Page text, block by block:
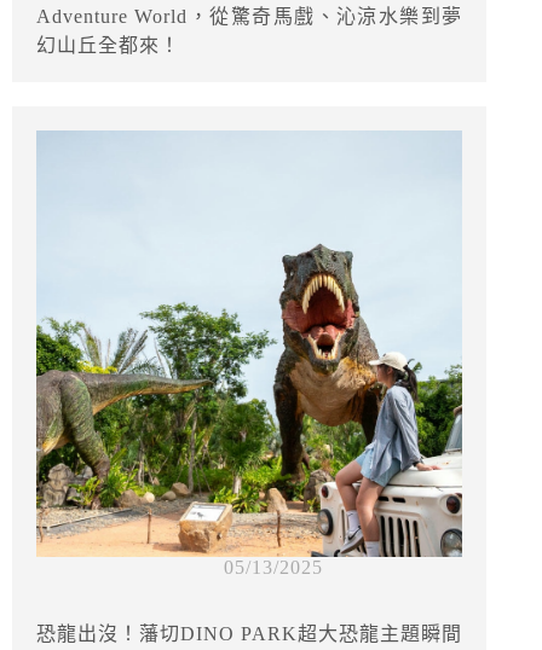
Adventure World，從驚奇馬戲、沁涼水樂到夢
幻山丘全都來！
05/13/2025
恐龍出沒！藩切DINO PARK超大恐龍主題瞬間